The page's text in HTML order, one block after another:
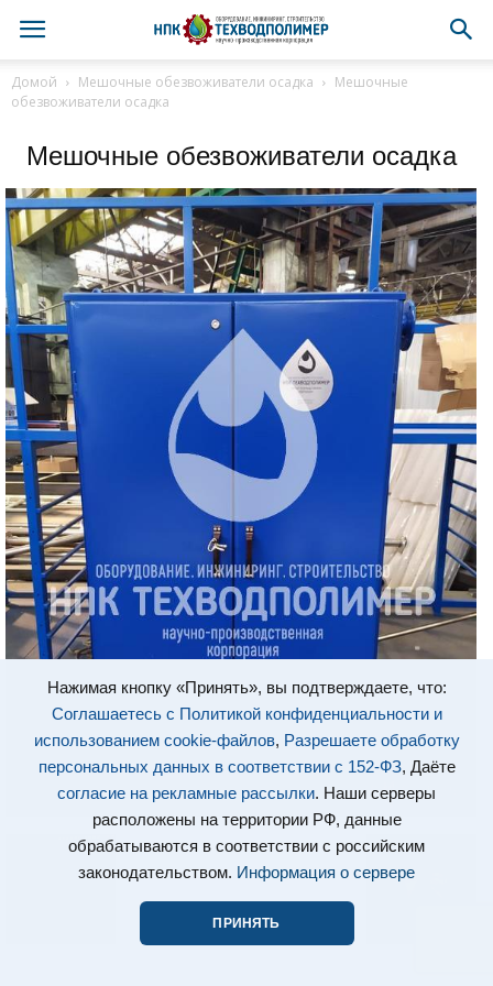
Нажимая кнопку «Принять», вы подтверждаете, что:
Соглашаетесь с Политикой конфиденциальности и
использованием cookie-файлов, Разрешаете обработку
персональных данных в соответствии с 152-ФЗ, Даёте
согласие на рекламные рассылки. Наши серверы
расположены на территории РФ, данные
обрабатываются в соответствии с российским
законодательством. Информация о сервере
ПРИНЯТЬ
Домой Мешочные обезвоживатели осадка
Мешочные
обезвоживатели осадка
Мешочные обезвоживатели осадка